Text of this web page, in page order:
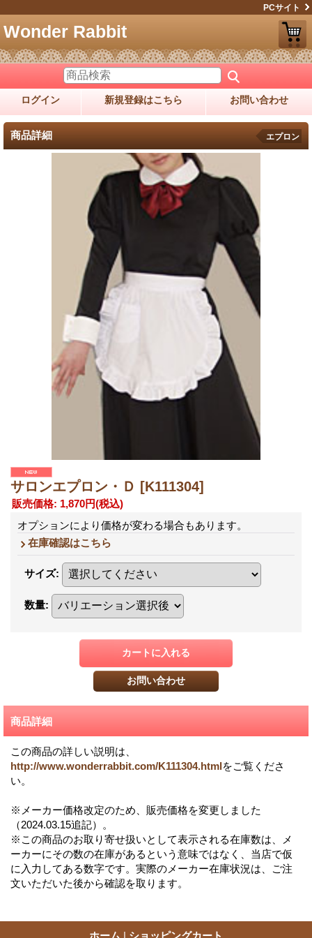
PCサイト
Wonder Rabbit
ログイン 新規登録はこちら お問い合わせ
商品詳細 エプロン
サロンエプロン・Ｄ [K111304]
販売価格: 1,870円(税込)
オプションにより価格が変わる場合もあります。
在庫確認はこちら
サイズ:
数量:
商品詳細
この商品の詳しい説明は、
http://www.wonderrabbit.com/K111304.htmlをご覧くださ
い。
※メーカー価格改定のため、販売価格を変更しました
（2024.03.15追記）。
※この商品のお取り寄せ扱いとして表示される在庫数は、メ
ーカーにその数の在庫があるという意味ではなく、当店で仮
に入力してある数字です。実際のメーカー在庫状況は、ご注
文いただいた後から確認を取ります。
ホーム | ショッピングカート